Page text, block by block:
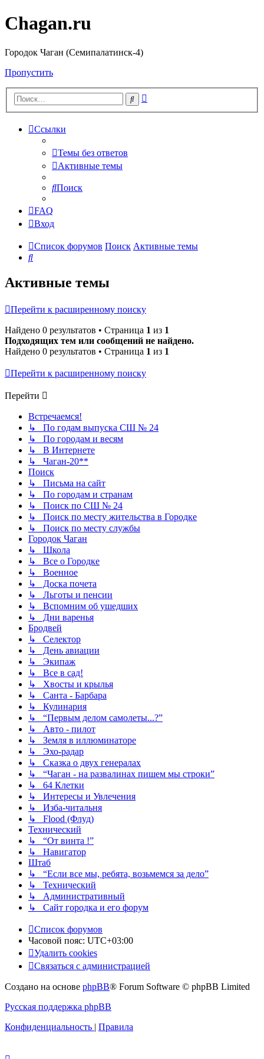
Chagan.ru
Городок Чаган (Семипалатинск-4)
Пропустить
Поиск
Ссылки
Темы без ответов
Активные темы
Поиск
FAQ
Вход
Список форумов Поиск Активные темы
Поиск
Активные темы
Перейти к расширенному поиску
Найдено 0 результатов • Страница 1 из 1
Подходящих тем или сообщений не найдено.
Найдено 0 результатов • Страница 1 из 1
Перейти к расширенному поиску
Перейти
Встречаемся!
↳ По годам выпуска СШ № 24
↳ По городам и весям
↳ В Интернете
↳ Чаган-20**
Поиск
↳ Письма на сайт
↳ По городам и странам
↳ Поиск по СШ № 24
↳ Поиск по месту жительства в Городке
↳ Поиск по месту службы
Городок Чаган
↳ Школа
↳ Все о Городке
↳ Военное
↳ Доска почета
↳ Льготы и пенсии
↳ Вспомним об ушедших
↳ Дни варенья
Бродвей
↳ Селектор
↳ День авиации
↳ Экипаж
↳ Все в сад!
↳ Хвосты и крылья
↳ Санта - Барбара
↳ Кулинария
↳ “Первым делом самолеты...?”
↳ Авто - пилот
↳ Земля в иллюминаторе
↳ Эхо-радар
↳ Сказка о двух генералах
↳ “Чаган - на развалинах пишем мы строки”
↳ 64 Клетки
↳ Интересы и Увлечения
↳ Изба-читальня
↳ Flood (Флуд)
Технический
↳ “От винта !”
↳ Навигатор
Штаб
↳ “Если все мы, ребята, возьмемся за дело”
↳ Технический
↳ Административный
↳ Сайт городка и его форум
Список форумов
Часовой пояс: UTC+03:00
Удалить cookies
Связаться с администрацией
Создано на основе phpBB® Forum Software © phpBB Limited
Русская поддержка phpBB
Конфиденциальность | Правила